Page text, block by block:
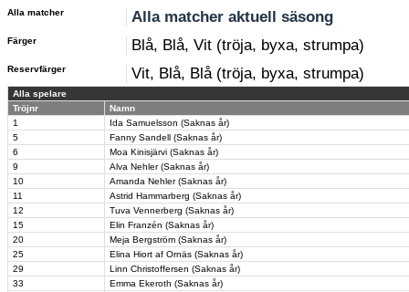
Alla matcher Alla matcher aktuell säsong
Färger Blå, Blå, Vit (tröja, byxa, strumpa)
Reservfärger Vit, Blå, Blå (tröja, byxa, strumpa)
Alla spelare
Tröjnr
Namn
1
Ida Samuelsson (Saknas år)
5
Fanny Sandell (Saknas år)
6
Moa Kinisjärvi (Saknas år)
9
Alva Nehler (Saknas år)
10
Amanda Nehler (Saknas år)
11
Astrid Hammarberg (Saknas år)
12
Tuva Vennerberg (Saknas år)
15
Elin Franzén (Saknas år)
20
Meja Bergström (Saknas år)
25
Elina Hiort af Ornäs (Saknas år)
29
Linn Christoffersen (Saknas år)
33
Emma Ekeroth (Saknas år)